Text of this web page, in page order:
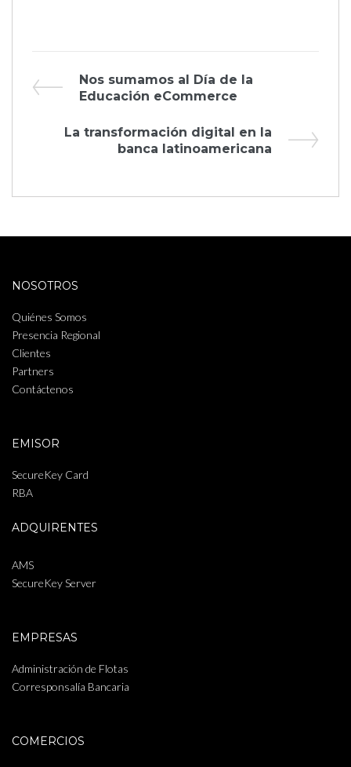
Navegación
entradas
Previous
Post
Nos sumamos al Día de la
Educación eCommerce
Next
La transformación digital en la
banca latinoamericana
NOSOTROS
Quiénes Somos
Presencia Regional
Clientes
Partners
Contáctenos
EMISOR
SecureKey Card
RBA
ADQUIRENTES
AMS
SecureKey Server
EMPRESAS
Administración de Flotas
Corresponsalía Bancaria
COMERCIOS